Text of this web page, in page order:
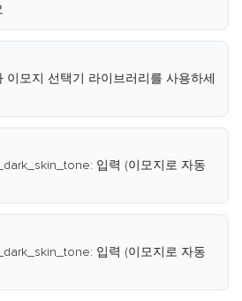
이모지 선택기 라이브러리를 사용하세
입력 (이모지로 자동
입력 (이모지로 자동